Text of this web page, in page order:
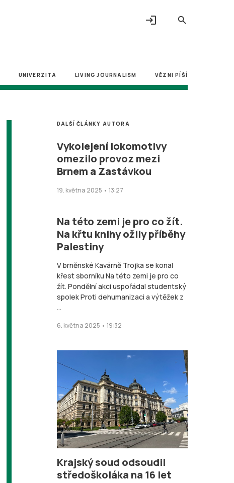
search
login
UNIVERZITA LIVING JOURNALISM VĚZNI PÍŠÍ
DALŠÍ ČLÁNKY AUTORA
Vykolejení lokomotivy
omezilo provoz mezi
Brnem a Zastávkou
19. května 2025 • 13:27
Na této zemi je pro co žít.
Na křtu knihy ožily příběhy
Palestiny
V brněnské Kavárně Trojka se konal
křest sborníku Na této zemi je pro co
žít. Pondělní akci uspořádal studentský
spolek Proti dehumanizaci a výtěžek z
...
6. května 2025 • 19:32
Krajský soud odsoudil
středoškoláka na 16 let